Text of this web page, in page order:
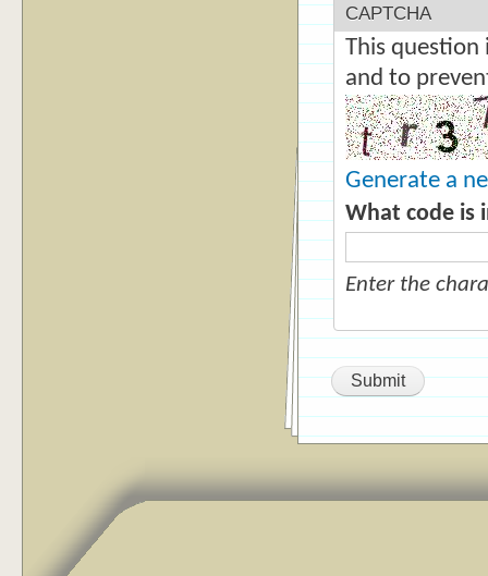
CAPTCHA
This
and to
Generate a
What code is
Enter the